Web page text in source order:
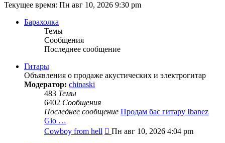
Текущее время: Пн авг 10, 2026 9:30 pm
Барахолка
Темы
Сообщения
Последнее сообщение
Гитары
Объявления о продаже акустических и электрогитар
Модератор: chinaski
483 Темы
6402 Сообщения
Последнее сообщение Продам бас гитару Ibanez
Gio …
Cowboy from hell
Перейти
Пн авг 10, 2026 4:04 pm